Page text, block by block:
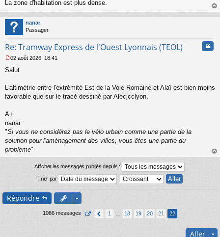
s
a
g
e
o
l
u
La zone d'habitation est plus dense.
au
nanar
Passager
Re: Tramway Express de l'Ouest Lyonnais (TEOL)
e
s
g
n
o
n
u
02 août 2026, 18:41
Salut
L'altimétrie entre l'extrémité Est de la Voie Romaine et Alaï est bien moins
favorable que sur le tracé dessiné par Alecjcclyon.
A+
nanar
"Si vous ne considérez pas le vélo urbain comme une partie de la
solution pour l'aménagement des villes, vous êtes une partie du
problème"
au
Afficher les messages publiés depuis :
Trier par
Répondre
1086 messages 1 18 19 20 21 22
Aller